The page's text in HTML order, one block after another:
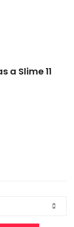
a Slime 11